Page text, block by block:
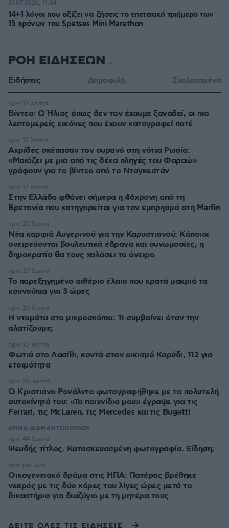
14+1 λόγοι που αξίζει να ζήσεις το επετειακό τριήμερο των
15 χρόνων του Spetses Mini Marathon
31.07.2026, 11:04
ΡΟΗ ΕΙΔΗΣΕΩΝ
Ειδήσεις Δημοφιλή Σχολιασμένα
Βίντεο: Ο Ήλιος όπως δεν τον έχουμε ξαναδεί, οι πιο
λεπτομερείς εικόνες που έχουν καταγραφεί ποτέ
πριν 12 λεπτά
Ακρίδες σκέπασαν τον ουρανό στη νότια Ρωσία:
«Μοιάζει με μια από τις δέκα πληγές του Φαραώ»
γράφουν για το βίντεο από το Νταγκεστάν
πριν 13 λεπτά
Στην Ελλάδα φθάνει σήμερα η 46χρονη από τη
Βρετανία που κατηγορείται για τον εμπρησμό στη Marfin
πριν 17 λεπτά
Νέα καρφιά Αυγερινού για την Καρυστιανού: Kάποιοι
ονειρεύονται βουλευτικά έδρανα και συνωμοσίες, η
δημοκρατία θα τους χαλάσει το όνειρο
πριν 25 λεπτά
Το παρεξηγημένο αιθέριο έλαιο που κρατά μακριά τα
κουνούπια για 3 ώρες
πριν 25 λεπτά
Η ντομάτα στο μικροσκόπιο: Τι συμβαίνει όταν την
αλατίζουμε;
πριν 26 λεπτά
Φωτιά στο Λασίθι, κοντά στον οικισμό Καρύδι, 112 για
ετοιμότητα
πριν 37 λεπτά
Ο Κριστιάνο Ρονάλντο φωτογραφήθηκε με τα πολυτελή
αυτοκίνητά του: «Τα παιχνίδια μου» έγραψε για τις
Ferrari, τις McLaren, τις Mercedes και τις Bugatti
πριν 38 λεπτά
ΑΝΝΑ ΔΙΑΜΑΝΤΟΠΟΥΛΟΥ
Ψευδής τίτλος. Κατασκευασμένη φωτογραφία. Είδηση;
πριν 44 λεπτά
Οικογενειακό δράμα στις ΗΠΑ: Πατέρας βρέθηκε
νεκρός με τις δύο κόρες του λίγες ώρες μετά το
δικαστήριο για διαζύγιο με τη μητέρα τους
πριν μία ώρα